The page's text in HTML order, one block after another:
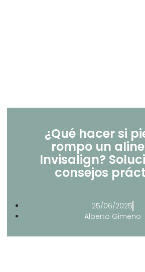
¿Qué hacer si
rompo un
Invisalign?
consejos
25/06/2025
Alberto Gimeno